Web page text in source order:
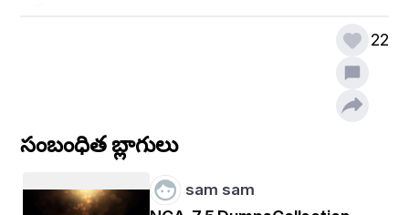
ଆମର ଆଦର୍ଶ ଆମ ବିଦ୍ୟାଳୟ।
ବିଦ୍ୟାଳୟ କରେ ଉଜ୍ଜ୍ୱଳ ଜୀବନ,
22
సంబంధిత బ్లాగులు
sam sam